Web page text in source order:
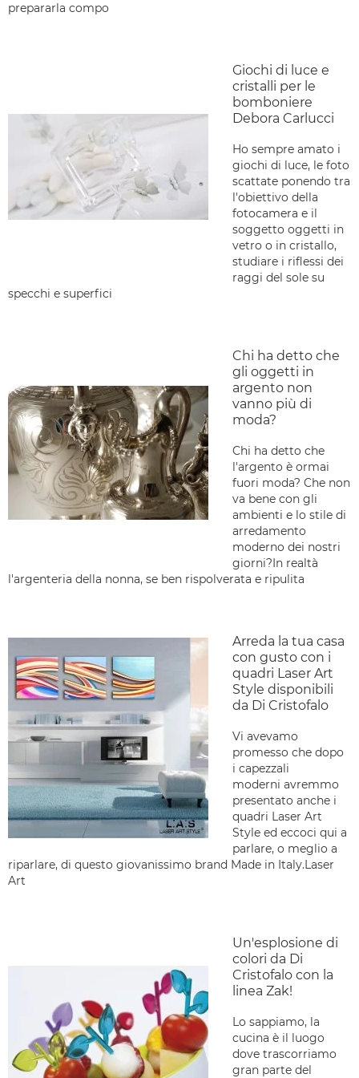
prepararla compo
Giochi di luce e
cristalli per le
bomboniere
Debora Carlucci
Ho sempre amato i
giochi di luce, le foto
scattate ponendo tra
l'obiettivo della
fotocamera e il
soggetto oggetti in
vetro o in cristallo,
studiare i riflessi dei
raggi del sole su
specchi e superfici
Chi ha detto che
gli oggetti in
argento non
vanno più di
moda?
Chi ha detto che
l'argento è ormai
fuori moda? Che non
va bene con gli
ambienti e lo stile di
arredamento
moderno dei nostri
giorni?In realtà
l'argenteria della nonna, se ben rispolverata e ripulita
Arreda la tua casa
con gusto con i
quadri Laser Art
Style disponibili
da Di Cristofalo
Vi avevamo
promesso che dopo
i capezzali
moderni avremmo
presentato anche i
quadri Laser Art
Style ed eccoci qui a
parlare, o meglio a
riparlare, di questo giovanissimo brand Made in Italy.Laser
Art
Un'esplosione di
colori da Di
Cristofalo con la
linea Zak!
Lo sappiamo, la
cucina è il luogo
dove trascorriamo
gran parte del